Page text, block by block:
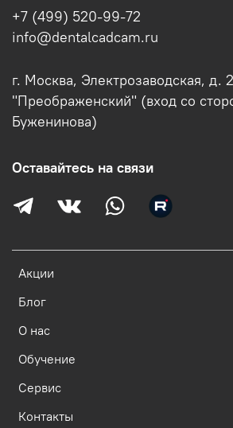
Акции
Блог
О нас
Обучение
Сервис
Контакты
+7 (499) 520-99-72
info@dentalcadcam.ru
г. Москва, Электрозаводская, д.
"Преображенский" (вход со
Буженинова)
Оставайтесь на связи